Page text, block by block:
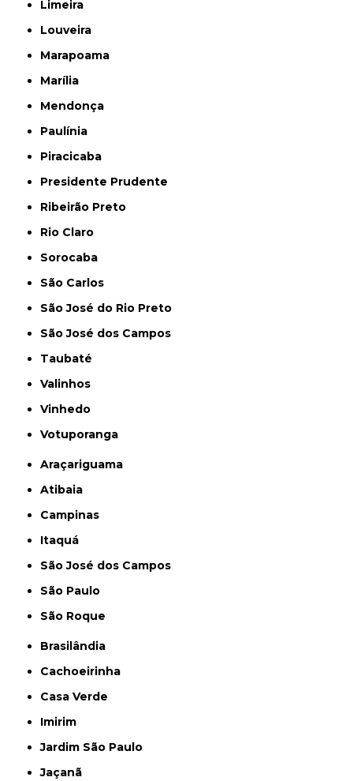
Limeira
Louveira
Marapoama
Marília
Mendonça
Paulínia
Piracicaba
Presidente Prudente
Ribeirão Preto
Rio Claro
Sorocaba
São Carlos
São José do Rio Preto
São José dos Campos
Taubaté
Valinhos
Vinhedo
Votuporanga
Araçariguama
Atibaia
Campinas
Itaquá
São José dos Campos
São Paulo
São Roque
Brasilândia
Cachoeirinha
Casa Verde
Imirim
Jardim São Paulo
Jaçanã